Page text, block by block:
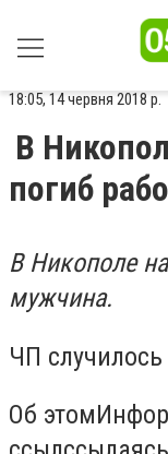
18:05, 14 червня 2018 р.
В
погиб
В Никополе
мужчина.
ЧП
Об